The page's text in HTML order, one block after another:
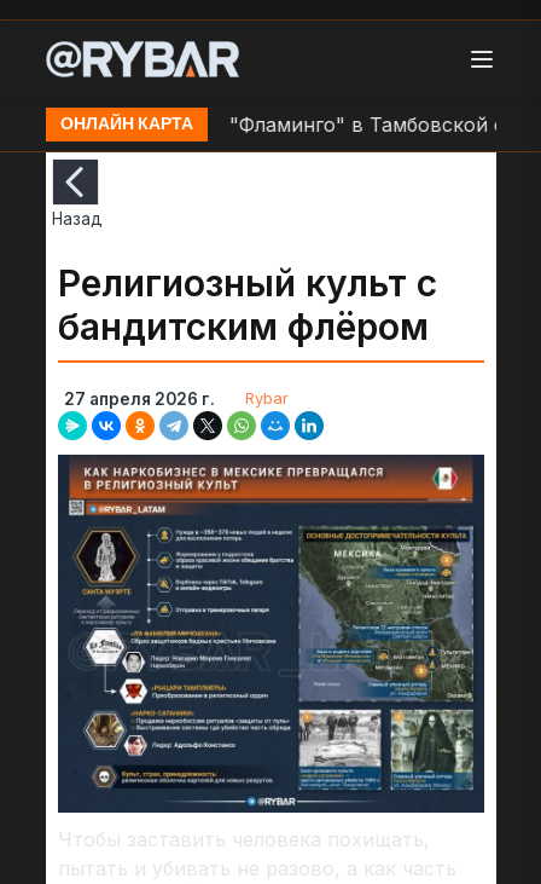
ОНЛАЙН КАРТА
БЛА ВСУ "Фламинго" в Тамбовской области
Назад
Религиозный культ с
бандитским флëром
27 апреля 2026 г. Rybar
Чтобы заставить человека похищать,
пытать и убивать не разово, а как часть